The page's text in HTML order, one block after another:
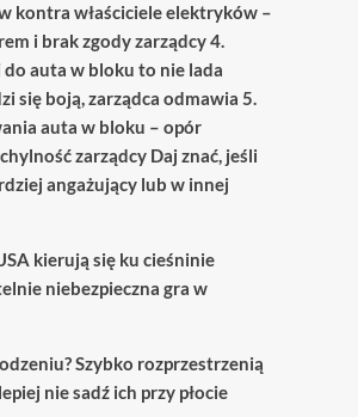
kontra właściciele elektryków –
i brak zgody zarządcy 4.
auta w bloku to nie lada
się boją, zarządca odmawia 5.
auta w bloku – opór
zarządcy Daj znać, jeśli
angażujący lub w innej
kierują się ku cieśninie
niebezpieczna gra w
Szybko rozprzestrzenią
nie sadź ich przy płocie